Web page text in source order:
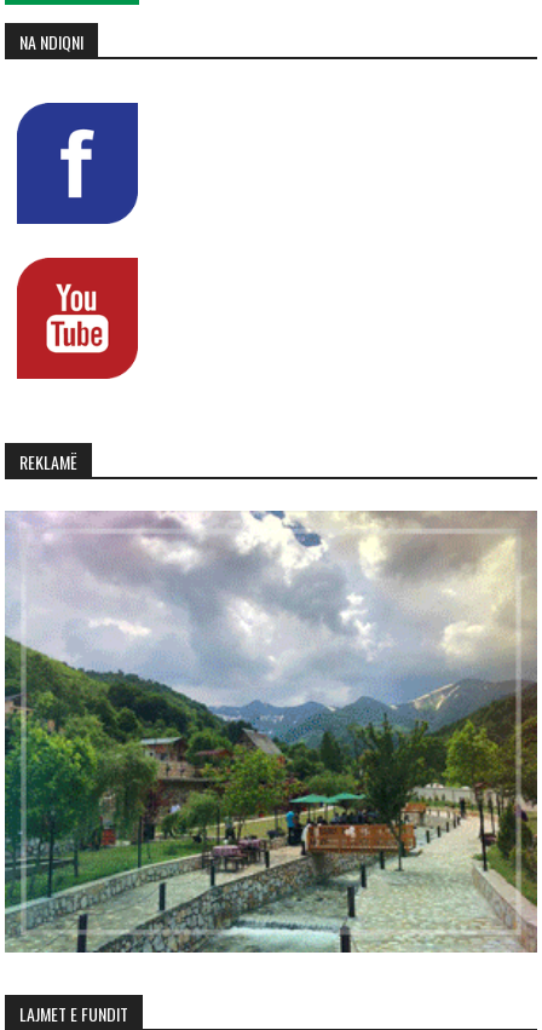
NA NDIQNI
REKLAMË
LAJMET E FUNDIT